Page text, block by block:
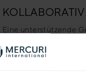
KOLLABORATIV
Eine unterstützende
Möglichkeit gibt, sich